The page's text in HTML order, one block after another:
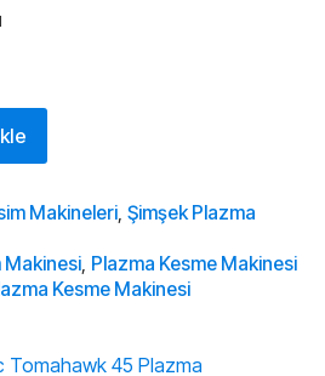
Makineleri, Şimşek Plazma
Makinesi, Plazma Kesme Makinesi
Kesme Makinesi